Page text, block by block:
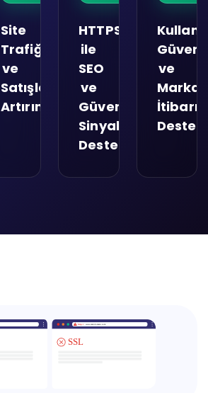
Site
Trafiğini
ve
Satışlarını
Artırın
HTTPS
ile
SEO
ve
Güven
Sinyallerini
Destekleyin
ve
Marka